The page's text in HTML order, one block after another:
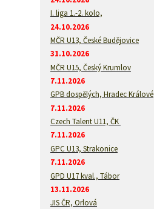
I. liga 1.-2. kolo,
24.10.2026
MČR U13, České Budějovice
31.10.2026
MČR U15, Český Krumlov
7.11.2026
GPB dospělých, Hradec Králové
7.11.2026
Czech Talent U11, ČK
7.11.2026
GPC U13, Strakonice
7.11.2026
GPD U17 kval., Tábor
13.11.2026
JIS ČR, Orlová